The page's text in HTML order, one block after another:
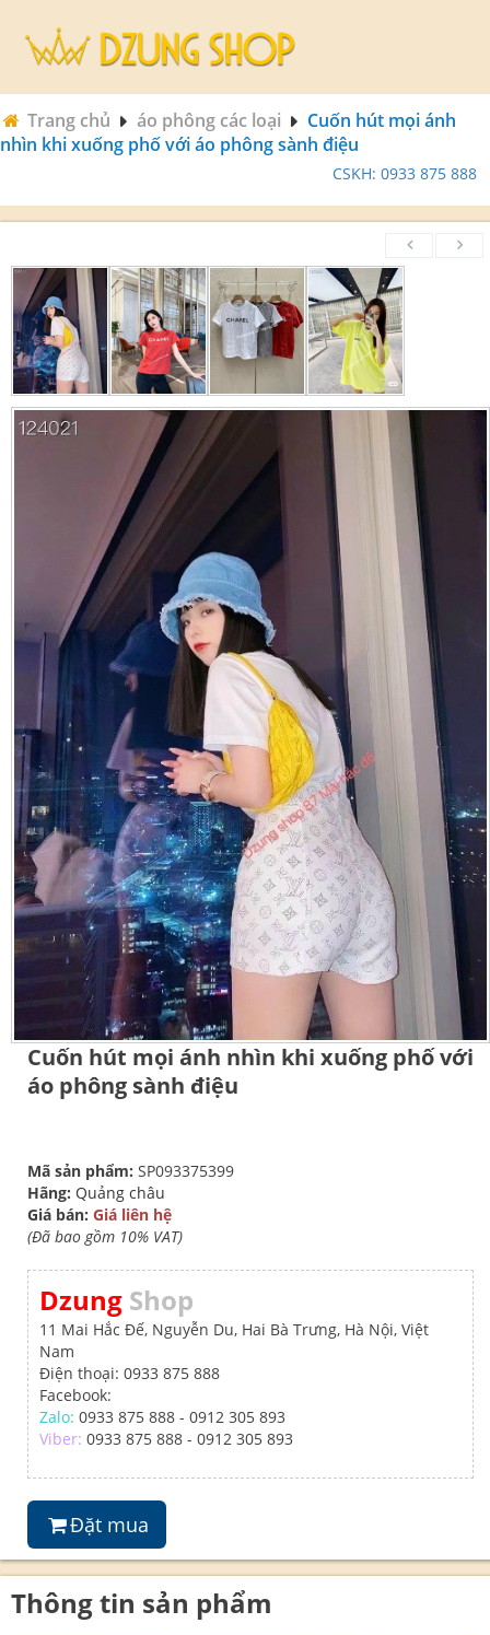
Trang chủ áo phông các loại
Cuốn hút mọi ánh
nhìn khi xuống phố với áo phông sành điệu
CSKH: 0933 875 888
Cuốn hút mọi ánh nhìn khi xuống phố với
áo phông sành điệu
Mã sản phẩm: SP093375399
Hãng: Quảng châu
Giá bán: Giá liên hệ
(Đã bao gồm 10% VAT)
Dzung Shop
11 Mai Hắc Đế, Nguyễn Du, Hai Bà Trưng, Hà Nội, Việt
Nam
Điện thoại: 0933 875 888
Facebook:
Zalo: 0933 875 888 - 0912 305 893
Viber: 0933 875 888 - 0912 305 893
Đặt mua
Thông tin sản phẩm